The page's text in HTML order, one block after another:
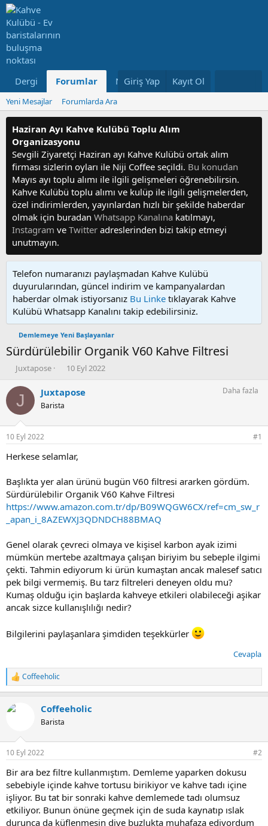
Dergi Forumlar Neler Yeni Kullanıcılar
Giriş Yap Kayıt Ol
Yeni Mesajlar Forumlarda Ara
Haziran Ayı Kahve Kulübü Toplu Alım
Organizasyonu
Sevgili Ziyaretçi Haziran ayı Kahve Kulübü ortak alım
firması sizlerin oyları ile Niji Coffee seçildi. Bu konudan
Mayıs ayı toplu alımı ile ilgili gelişmeleri öğrenebilirsin.
Kahve Kulübü toplu alımı ve kulüp ile ilgili gelişmelerden,
özel indirimlerden, yayınlardan hızlı bir şekilde haberdar
olmak için buradan Whatsapp Kanalına katılmayı,
Instagram ve Twitter adreslerinden bizi takip etmeyi
unutmayın.
Telefon numaranızı paylaşmadan Kahve Kulübü
duyurularından, güncel indirim ve kampanyalardan
haberdar olmak istiyorsanız Bu Linke tıklayarak Kahve
Kulübü Whatsapp Kanalını takip edebilirsiniz.
Demlemeye Yeni Başlayanlar
Sürdürülebilir Organik V60 Kahve Filtresi
K
n
u
b
a
ş
t
a
n
Juxtapose
B
ş
l
ı
ç
r
i
h
i
10 Eyl 2022
J Juxtapose
Barista
Daha fazla
10 Eyl 2022 #1
Herkese selamlar,
Başlıkta yer alan ürünü bugün V60 filtresi ararken gördüm.
Sürdürülebilir Organik V60 Kahve Filtresi
https://www.amazon.com.tr/dp/B09WQGW6CX/ref=cm_sw_r
_apan_i_8AZEWXJ3QDNDCH88BMAQ
Genel olarak çevreci olmaya ve kişisel karbon ayak izimi
mümkün mertebe azaltmaya çalışan biriyim bu sebeple ilgimi
çekti. Tahmin ediyorum ki ürün kumaştan ancak malesef satıcı
pek bilgi vermemiş. Bu tarz filtreleri deneyen oldu mu?
Kumaş olduğu için başlarda kahveye etkileri olabileceği aşikar
ancak sizce kullanışlılığı nedir?
Bilgilerini paylaşanlara şimdiden teşekkürler
Cevapla
T
e
k
:
Coffeeholic
Coffeeholic
Barista
10 Eyl 2022 #2
Bir ara bez filtre kullanmıştım. Demleme yaparken dokusu
sebebiyle içinde kahve tortusu birikiyor ve kahve tadı içine
işliyor. Bu tat bir sonraki kahve demlemede tadı olumsuz
etkiliyor. Bunun önüne geçmek için de suda kaynatıp ıslak
durunca da küflenmesin diye buzlukta muhafaza ediyordum